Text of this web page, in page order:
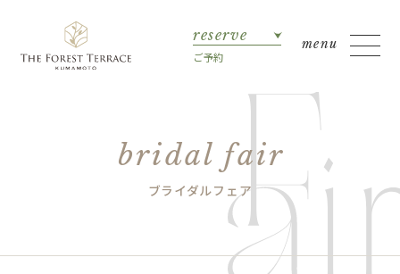
reserve
ご予約
bridal fair
ブライダルフェア